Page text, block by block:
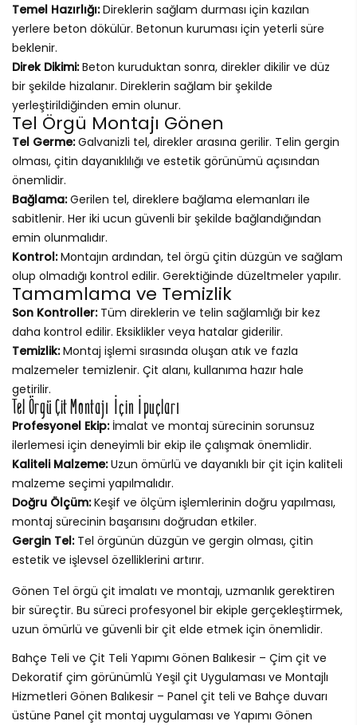
Temel Hazırlığı:Direklerin sağlam durması için kazılan
yerlere beton dökülür. Betonun kuruması için yeterli süre
beklenir.
Direk Dikimi:Beton kuruduktan sonra, direkler dikilir ve düz
bir şekilde hizalanır. Direklerin sağlam bir şekilde
yerleştirildiğinden emin olunur.
Tel Örgü Montajı Gönen
Tel Germe:Galvanizli tel, direkler arasına gerilir. Telin gergin
olması, çitin dayanıklılığı ve estetik görünümü açısından
önemlidir.
Bağlama:Gerilen tel, direklere bağlama elemanları ile
sabitlenir. Her iki ucun güvenli bir şekilde bağlandığından
emin olunmalıdır.
Kontrol:Montajın ardından, tel örgü çitin düzgün ve sağlam
olup olmadığı kontrol edilir. Gerektiğinde düzeltmeler yapılır.
Tamamlama ve Temizlik
Son Kontroller:Tüm direklerin ve telin sağlamlığı bir kez
daha kontrol edilir. Eksiklikler veya hatalar giderilir.
Temizlik:Montaj işlemi sırasında oluşan atık ve fazla
malzemeler temizlenir. Çit alanı, kullanıma hazır hale
getirilir.
Tel Örgü Çit Montajı İçin İpuçları
Profesyonel Ekip:İmalat ve montaj sürecinin sorunsuz
ilerlemesi için deneyimli bir ekip ile çalışmak önemlidir.
Kaliteli Malzeme:Uzun ömürlü ve dayanıklı bir çit için kaliteli
malzeme seçimi yapılmalıdır.
Doğru Ölçüm:Keşif ve ölçüm işlemlerinin doğru yapılması,
montaj sürecinin başarısını doğrudan etkiler.
Gergin Tel:Tel örgünün düzgün ve gergin olması, çitin
estetik ve işlevsel özelliklerini artırır.
Gönen Tel örgü çit imalatı ve montajı, uzmanlık gerektiren
bir süreçtir. Bu süreci profesyonel bir ekiple gerçekleştirmek,
uzun ömürlü ve güvenli bir çit elde etmek için önemlidir.
Bahçe Teli ve Çit Teli Yapımı Gönen Balıkesir – Çim çit ve
Dekoratif çim görünümlü Yeşil çit Uygulaması ve Montajlı
Hizmetleri Gönen Balıkesir – Panel çit teli ve Bahçe duvarı
üstüne Panel çit montaj uygulaması ve Yapımı Gönen